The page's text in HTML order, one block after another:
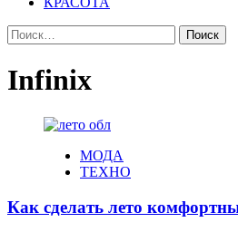
Найти:
Infinix
МОДА
ТЕХНО
Как сделать лето